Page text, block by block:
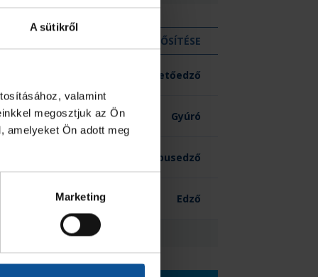
A sütikről
valamint
megosztjuk az Ön
amelyeket Ön adott meg
Marketing
MINŐSÍTÉSE
Vezetőedző
- Gyúró
Kapusedző
Edző